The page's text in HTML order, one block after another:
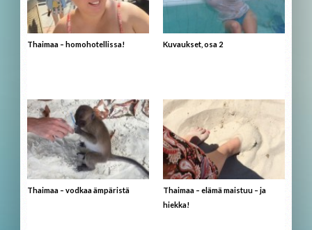
Thaimaa – homohotellissa! Kuvaukset, osa 2
Thaimaa – vodkaa ämpäristä
Thaimaa – elämä maistuu – ja
hiekka!